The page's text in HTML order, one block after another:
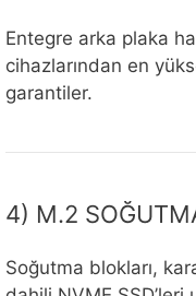
Entegre arka plaka
cihazlarından en
garantiler.
4) M.2
Soğutma blokları,